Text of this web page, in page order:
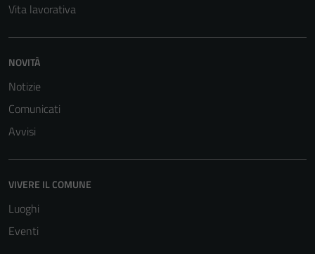
Vita lavorativa
NOVITÀ
Notizie
Comunicati
Avvisi
VIVERE IL COMUNE
Luoghi
Eventi